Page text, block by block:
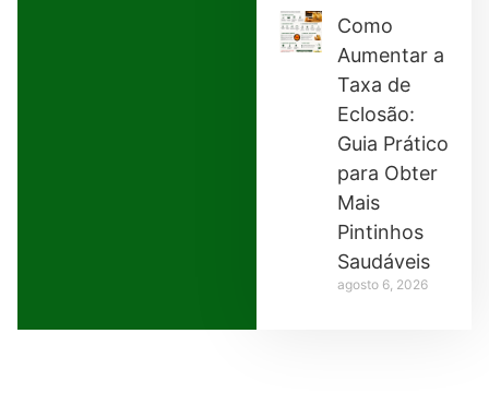
Como
Aumentar a
Taxa de
Eclosão:
Guia Prático
para Obter
Mais
Pintinhos
Saudáveis
agosto 6, 2026